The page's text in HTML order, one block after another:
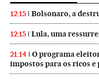
12:15 Bolsonaro, a
12:15 Lula, uma
21:14
O programa
impostos para os ricos